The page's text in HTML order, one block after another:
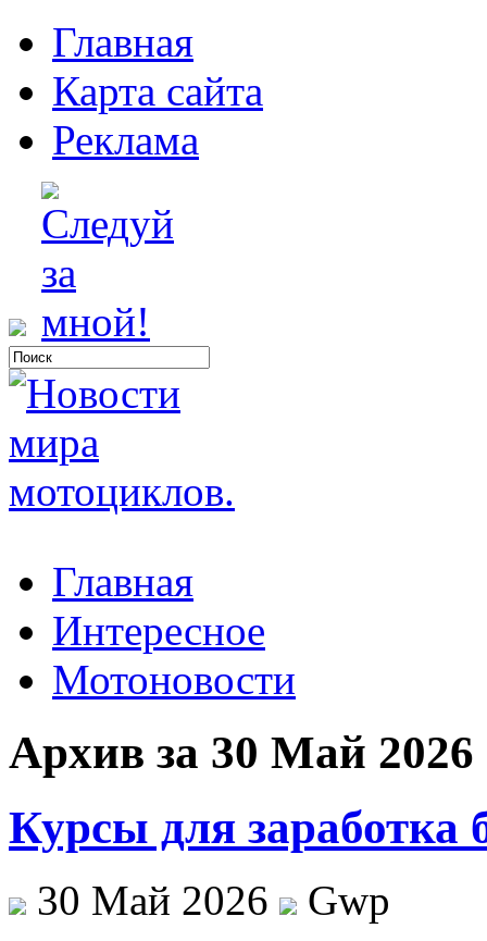
Главная
Карта сайта
Реклама
Главная
Интересное
Мотоновости
Архив за 30 Май 2026
Курсы для заработка
30 Май 2026
Gwp